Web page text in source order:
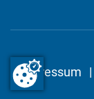
Impressum